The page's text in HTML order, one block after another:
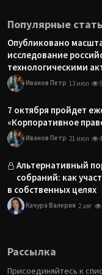
Популярные
Опубликовано
исследование
технологическими
Иванов Петр 13 июл
7 октября пройдет
«Корпоративное
Иванов Петр 21 июл
Альтернативный
собраний: как
в собственных целях
Качура Валерия 2 авг
Рассылка
Присоединяйтесь к